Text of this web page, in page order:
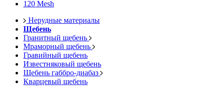
120 Mesh
Нерудные материалы
Щебень
Гранитный щебень
Мраморный щебень
Гравийный щебень
Известняковый щебень
Щебень габбро-диабаз
Кварцевый щебень